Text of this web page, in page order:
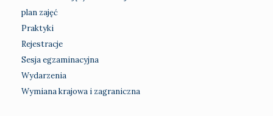
plan zajęć
Praktyki
Rejestracje
Sesja egzaminacyjna
Wydarzenia
Wymiana krajowa i zagraniczna